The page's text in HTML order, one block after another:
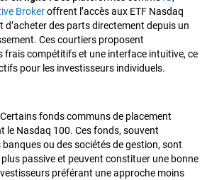
Brokeroffrent l’accès aux ETF Nasdaq
d’acheter des parts directement depuis un
Ces courtiers proposent
frais compétitifs et une interface intuitive, ce
pour les investisseurs individuels.
Certains fonds communs de placement
le Nasdaq 100. Ces fonds, souvent
ou des sociétés de gestion, sont
passive et peuvent constituer une bonne
préférant une approche moins